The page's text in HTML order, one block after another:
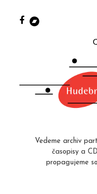
Vedeme archiv
časopisy a
propagujeme